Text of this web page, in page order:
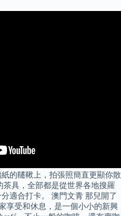
的韆鞦上，拍張照簡直更顯你散
具，全部都是從世界各地搜羅
適合打卡。 澳門文青 那兒開了
享受和休息，是一個小小的新興